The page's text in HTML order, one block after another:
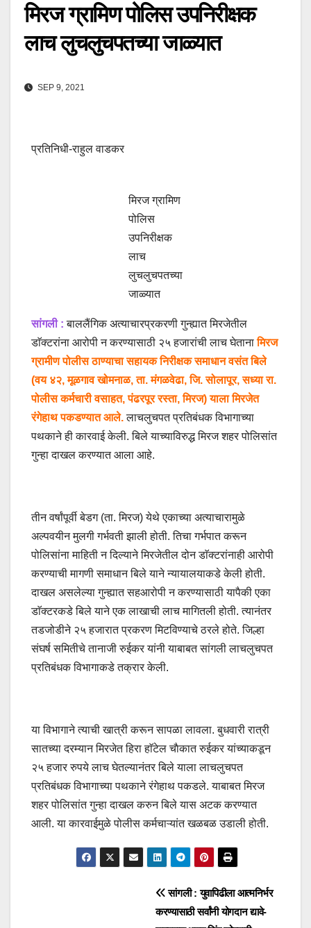
मिरज ग्रामिण पोलिस उपनिरीक्षक
लाच लुचलुचपतच्या जाळ्यात
SEP 9, 2021
प्रतिनिधी-राहुल वाडकर
मिरज ग्रामिण
पोलिस
उपनिरीक्षक
लाच
लुचलुचपतच्या
जाळ्यात
सांगली :बाललैंगिक अत्याचारप्रकरणी गुन्ह्यात मिरजेतील
डाॅक्टरांना आरोपी न करण्यासाठी २५ हजारांची लाच घेतानामिरज
ग्रामीण पोलीस ठाण्याचा सहायक निरीक्षक समाधान वसंत बिले
(वय ४२, मूळगाव खोमनाळ, ता. मंगळवेढा, जि. सोलापूर, सध्या रा.
पोलीस कर्मचारी वसाहत, पंढरपूर रस्ता, मिरज) याला मिरजेत
रंगेहाथ पकडण्यात आले.लाचलुचपत प्रतिबंधक विभागाच्या
पथकाने ही कारवाई केली. बिले याच्याविरुद्ध मिरज शहर पोलिसांत
गुन्हा दाखल करण्यात आला आहे.
तीन वर्षांपूर्वी बेडग (ता. मिरज) येथे एकाच्या अत्याचारामुळे
अल्पवयीन मुलगी गर्भवती झाली होती. तिचा गर्भपात करून
पोलिसांना माहिती न दिल्याने मिरजेतील दोन डाॅक्टरांनाही आरोपी
करण्याची मागणी समाधान बिले याने न्यायालयाकडे केली होती.
दाखल असलेल्या गुन्ह्यात सहआरोपी न करण्यासाठी यापैकी एका
डाॅक्टरकडे बिले याने एक लाखाची लाच मागितली होती. त्यानंतर
तडजोडीने २५ हजारात प्रकरण मिटविण्याचे ठरले होते. जिल्हा
संघर्ष समितीचे तानाजी रुईकर यांनी याबाबत सांगली लाचलुचपत
प्रतिबंधक विभागाकडे तक्रार केली.
या विभागाने त्याची खात्री करून सापळा लावला. बुधवारी रात्री
सातच्या दरम्यान मिरजेत हिरा हाॅटेल चाैकात रुईकर यांच्याकडून
२५ हजार रुपये लाच घेतल्यानंतर बिले याला लाचलुचपत
प्रतिबंधक विभागाच्या पथकाने रंगेहाथ पकडले. याबाबत मिरज
शहर पोलिसांत गुन्हा दाखल करुन बिले यास अटक करण्यात
आली. या कारवाईमुळे पोलीस कर्मचाऱ्यांत खळबळ उडाली होती.
सांगली : युवापिढीला आत्मनिर्भर
करण्यासाठी सर्वांनी योगदान द्यावे-